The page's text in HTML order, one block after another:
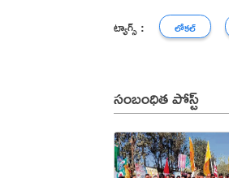
ట్యాగ్స్ : లోకల్
సంబంధిత పోస్ట్